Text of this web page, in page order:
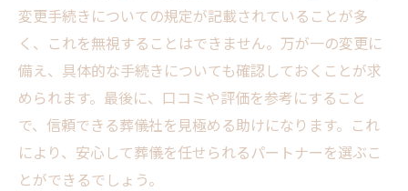
変更手続きについての規定が記載されていることが多
く、これを無視することはできません。万が一の変更に
備え、具体的な手続きについても確認しておくことが求
められます。最後に、口コミや評価を参考にすること
で、信頼できる葬儀社を見極める助けになります。これ
により、安心して葬儀を任せられるパートナーを選ぶこ
とができるでしょう。